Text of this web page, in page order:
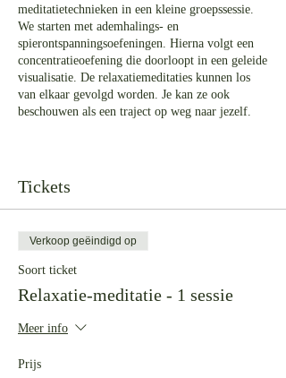
meditatietechnieken in een kleine groepssessie.
We starten met ademhalings- en
spierontspanningsoefeningen. Hierna volgt een
concentratieoefening die doorloopt in een geleide
visualisatie. De relaxatiemeditaties kunnen los
van elkaar gevolgd worden. Je kan ze ook
beschouwen als een traject op weg naar jezelf.
plaats in de praktijkruimte, dus plaatsen zijn
gemakkelijke kledij, warme sokken voor
comfort.
Els begeleidt deze meditaties vanuit haar
beleving staat centraal.
Bij het inschrijven kies je eerst of je voor een
beurtenkaart neemt.
Tickets
Verkoop geëindigd op
Soort ticket
Relaxatie-meditatie - 1 sessie
Meer info
Prijs